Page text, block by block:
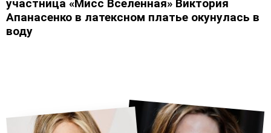
участница «Мисс Вселенная» Виктория
Апанасенко в латексном платье окунулась в
воду